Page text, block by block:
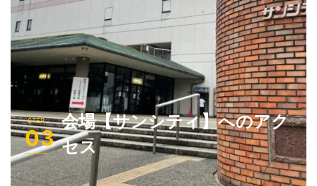
会場【サンシティ】へのアク
セス